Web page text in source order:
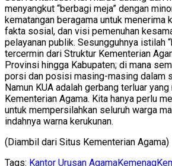
menyangkut “berbagi meja” dengan
kematangan beragama untuk menerima
fakta sosial, dan visi pemenuhan
pelayanan publik. Sesungguhnya istilah
tercermin dari Struktur Kementerian
Provinsi hingga Kabupaten; di mana
porsi dan posisi masing-masing dalam
Namun KUA adalah gerbang terluar
Kementerian Agama. Kita hanya perlu
untuk mempersilahkan seluruh warga
indahnya warna kerukunan.
(Diambil dari Situs Kementerian Agama)
Tags: Kantor Urusan AgamaKemenag